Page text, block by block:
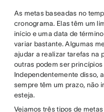
As metas baseadas no
cronograma. Elas têm um
início e uma data de
variar bastante. Algumas
ajudar a realizar tarefas na
outras podem ser
Independentemente disso,
sempre têm um prazo, não
esteja.
Vejamos três tipos de